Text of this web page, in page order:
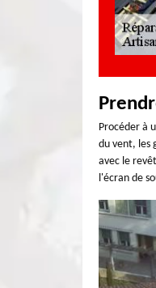
Procéder à
du vent, les
avec le
l'écran de